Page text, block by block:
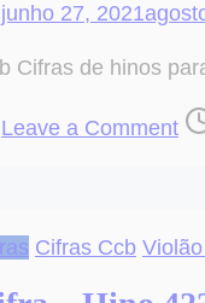
junho 27, 2021
Cifras de hinos
Leave a Commenton
4”
Cifras Ccb